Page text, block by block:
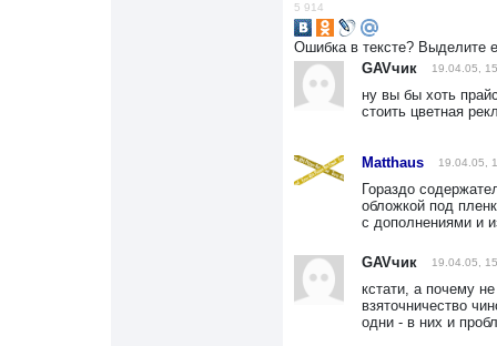
5 914
Ошибка в тексте? Выделите
GAVчик
19.04.05,
ну вы бы хоть
стоить цветная
Matthaus 19.04.05,
Гораздо
обложкой под
с дополнениями и
GAVчик 19.04.05,
кстати, а почему
взяточничество
одни - в них и